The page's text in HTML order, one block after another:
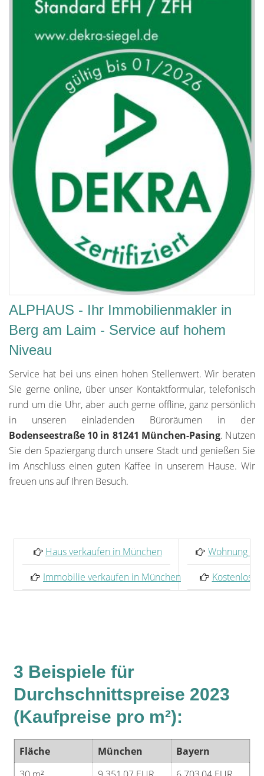
ALPHAUS - Ihr Immobilienmakler in
Berg am Laim - Service auf hohem
Niveau
Service hat bei uns einen hohen Stellenwert. Wir beraten
Sie gerne online, über unser Kontaktformular, telefonisch
rund um die Uhr, aber auch gerne offline, ganz persönlich
in unseren einladenden Büroräumen in der
Bodenseestraße 10 in 81241 München-Pasing. Nutzen
Sie den Spaziergang durch unsere Stadt und genießen Sie
im Anschluss einen guten Kaffee in unserem Hause. Wir
freuen uns auf Ihren Besuch.
Haus verkaufen in München
Wohnung
Immobilie verkaufen in München
Kostenlose
3 Beispiele für
Durchschnittspreise 2023
(Kaufpreise pro m²):
Fläche München
Bayern